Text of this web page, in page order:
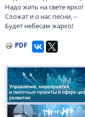
Надо жить на свете ярко!
Сложат и о нас песни, –
Будет небесам жарко!
PDF